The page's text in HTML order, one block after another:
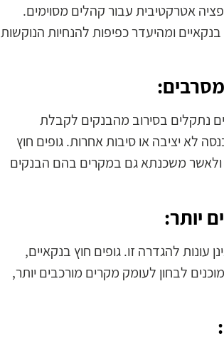
אטרקטיבית עבור קהלים מסוימים.
ומהיעדר כפיפות להנחיות הנוקשות
נתקלים בסירוב מהבנקים לקבלת
לא יציבה או סיבות אחרות. גופים חוץ
ולאשר משכנתא גם במקרים בהם הבנקים
יותר:
להגדרה זו. גופים חוץ בנקאיים,
לבחון לעומק מקרים מורכבים יותר,